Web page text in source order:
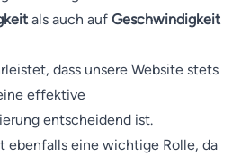
als auch auf Geschwindigkeit
dass unsere Website stets
effektive
entscheidend ist.
ebenfalls eine wichtige Rolle, da